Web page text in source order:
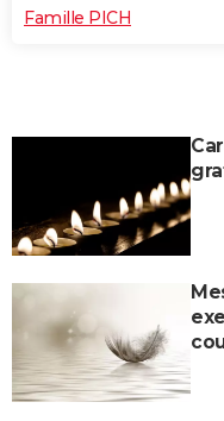
Famille PICH